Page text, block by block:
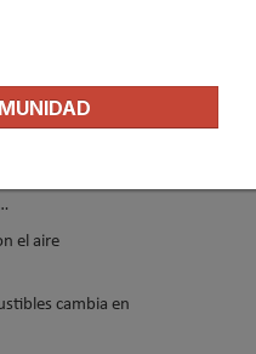
el aire
cambia en